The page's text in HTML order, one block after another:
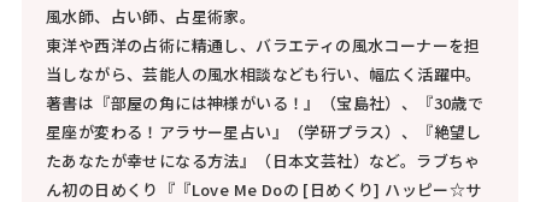
風水師、占い師、占星術家。
東洋や西洋の占術に精通し、バラエティの風水コーナーを担
当しながら、芸能人の風水相談なども行い、幅広く活躍中。
著書は『部屋の角には神様がいる！』（宝島社）、『30歳で
星座が変わる！アラサー星占い』（学研プラス）、『絶望し
たあなたが幸せになる方法』（日本文芸社）など。ラブちゃ
ん初の日めくり『『Love Me Doの [日めくり] ハッピー☆サ